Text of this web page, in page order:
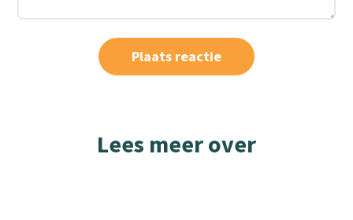
Lees meer over